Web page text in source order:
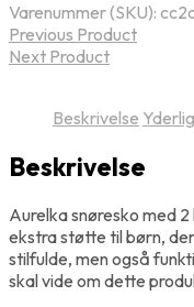
Varenummer (SKU):
Previous Product
Next Product
Beskrivelse
Beskrivelse
Aurelka snøresko med
ekstra støtte til børn,
stilfulde, men også
skal vide om dette